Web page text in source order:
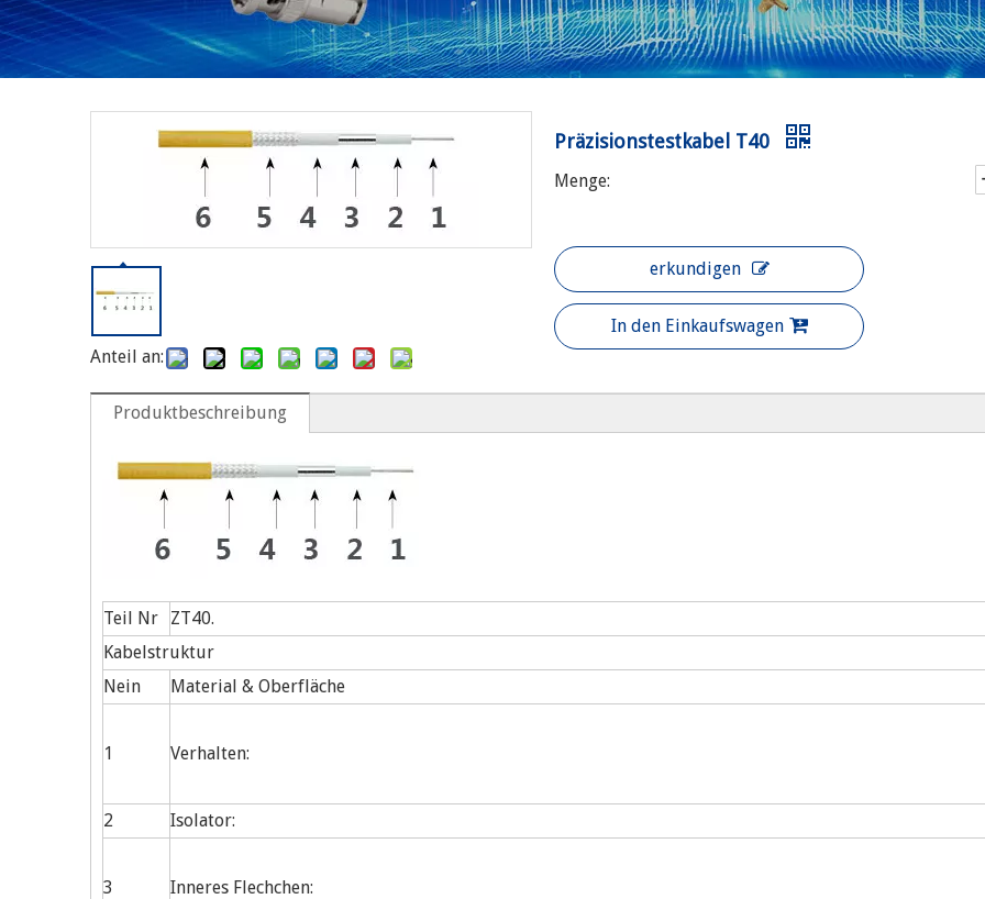
Anteil an:
Präzisionstestkabel T40
Menge:
erkundigen
In den Einkaufswagen
Produktbeschreibung
Teil Nr
ZT40.
Kabelstruktur
Nein
Material & Oberfläche
1 Verhalten:
2
Isolator:
3 Inneres Flechchen: